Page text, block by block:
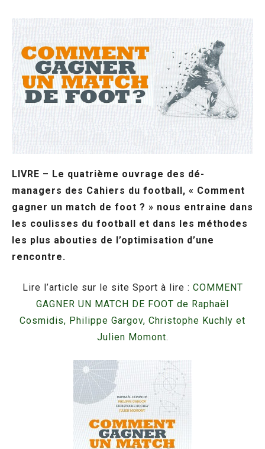
LIVRE – Le quatrième ouvrage des dé-
managers des Cahiers du football, « Comment
gagner un match de foot ? » nous entraine dans
les coulisses du football et dans les méthodes
les plus abouties de l’optimisation d’une
rencontre.
Lire l’article sur le site Sport à lire : COMMENT
GAGNER UN MATCH DE FOOT de Raphaël
Cosmidis, Philippe Gargov, Christophe Kuchly et
Julien Momont.